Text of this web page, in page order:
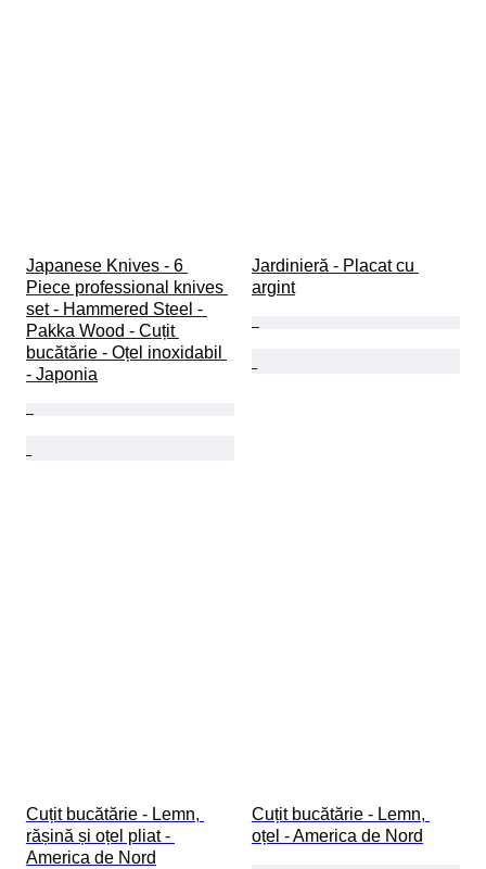
Japanese Knives - 6
Piece professional knives
set - Hammered Steel -
Pakka Wood - Cuțit
bucătărie - Oțel inoxidabil
- Japonia
Jardinieră - Placat cu
argint
Cuțit bucătărie - Lemn,
rășină și oțel pliat -
America de Nord
Cuțit bucătărie - Lemn,
oțel - America de Nord